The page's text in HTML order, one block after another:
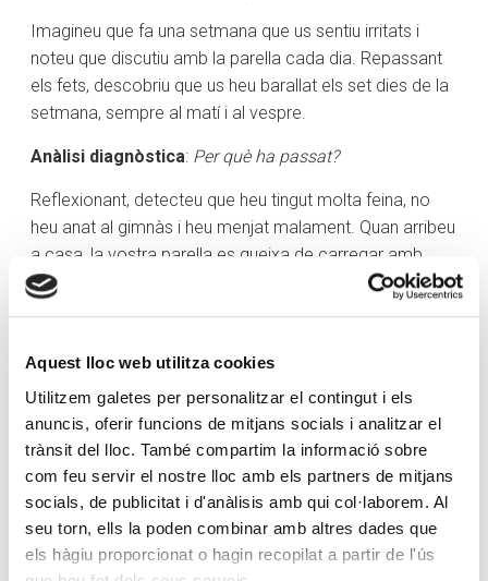
Aquest lloc web utilitza cookies
Utilitzem galetes per personalitzar el contingut i els
anuncis, oferir funcions de mitjans socials i analitzar el
trànsit del lloc. També compartim la informació sobre
com feu servir el nostre lloc amb els partners de mitjans
socials, de publicitat i d'anàlisis amb qui col·laborem. Al
seu torn, ells la poden combinar amb altres dades que
els hàgiu proporcionat o hagin recopilat a partir de l'ús
Imagineu que fa una setmana que us sentiu irritats i
noteu que discutiu amb la parella cada dia. Repassant
els fets, descobriu que us heu barallat els set dies de la
setmana, sempre al matí i al vespre.
Anàlisi diagnòstica: Per què ha passat?
Reflexionant, detecteu que heu tingut molta feina, no
heu anat al gimnàs i heu menjat malament. Quan arribeu
a casa, la vostra parella es queixa de carregar amb
totes les tasques familiars, i això incrementa la tensió.
Si continueu així, és probable que acabin sorgint
converses sobre un possible divorci.
Anàlisi prescriptiva Què puc fer per evitar-ho?
Aquí és on proposeu solucions: intentar respectar els
horaris laborals, recuperar els bons hàbits, contractar
una persona que ajudi en les tasques domèstiques i
reservar una nit a la setmana per anar al cinema i sopar